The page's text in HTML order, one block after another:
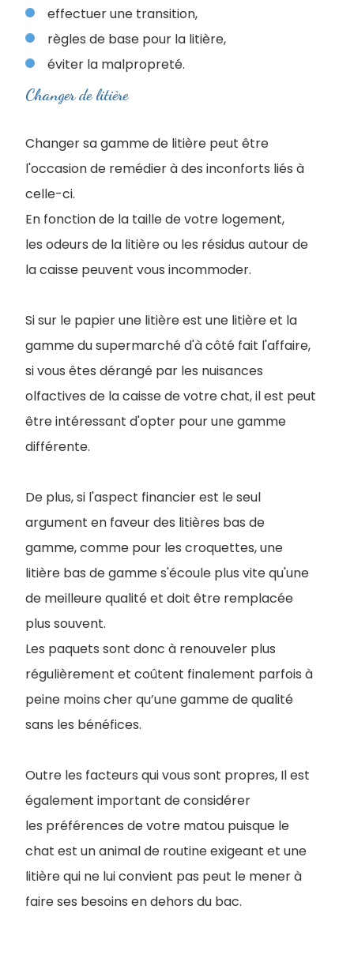
effectuer une transition,
règles de base pour la litière,
éviter la malpropreté.
Changer de litière
Changer sa gamme de litière peut être
l'occasion de remédier à des inconforts liés à
celle-ci.
En fonction de la taille de votre logement,
les odeurs de la litière ou les résidus autour de
la caisse peuvent vous incommoder.
Si sur le papier une litière est une litière et la
gamme du supermarché d'à côté fait l'affaire,
si vous êtes dérangé par les nuisances
olfactives de la caisse de votre chat, il est peut
être intéressant d'opter pour une gamme
différente.
De plus, si l'aspect financier est le seul
argument en faveur des litières bas de
gamme, comme pour les croquettes, une
litière bas de gamme s'écoule plus vite qu'une
de meilleure qualité et doit être remplacée
plus souvent.
Les paquets sont donc à renouveler plus
régulièrement et coûtent finalement parfois à
peine moins cher qu’une gamme de qualité
sans les bénéfices.
Outre les facteurs qui vous sont propres, Il est
également important de considérer
les préférences de votre matou puisque le
chat est un animal de routine exigeant et une
litière qui ne lui convient pas peut le mener à
faire ses besoins en dehors du bac.